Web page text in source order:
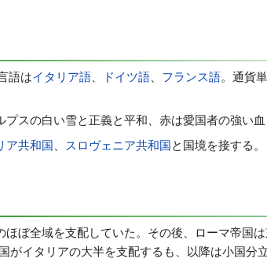
語はイタリア語 ドイツ語 フランス語。通貨
スの白い雪と正義と平和、赤は愛国者の強い血
ア共和国 スロヴェニア共和国と国境を接する
ぼ全域を支配していた。その後、ローマ帝国
がイタリアの大半を支配するも、以降は小国